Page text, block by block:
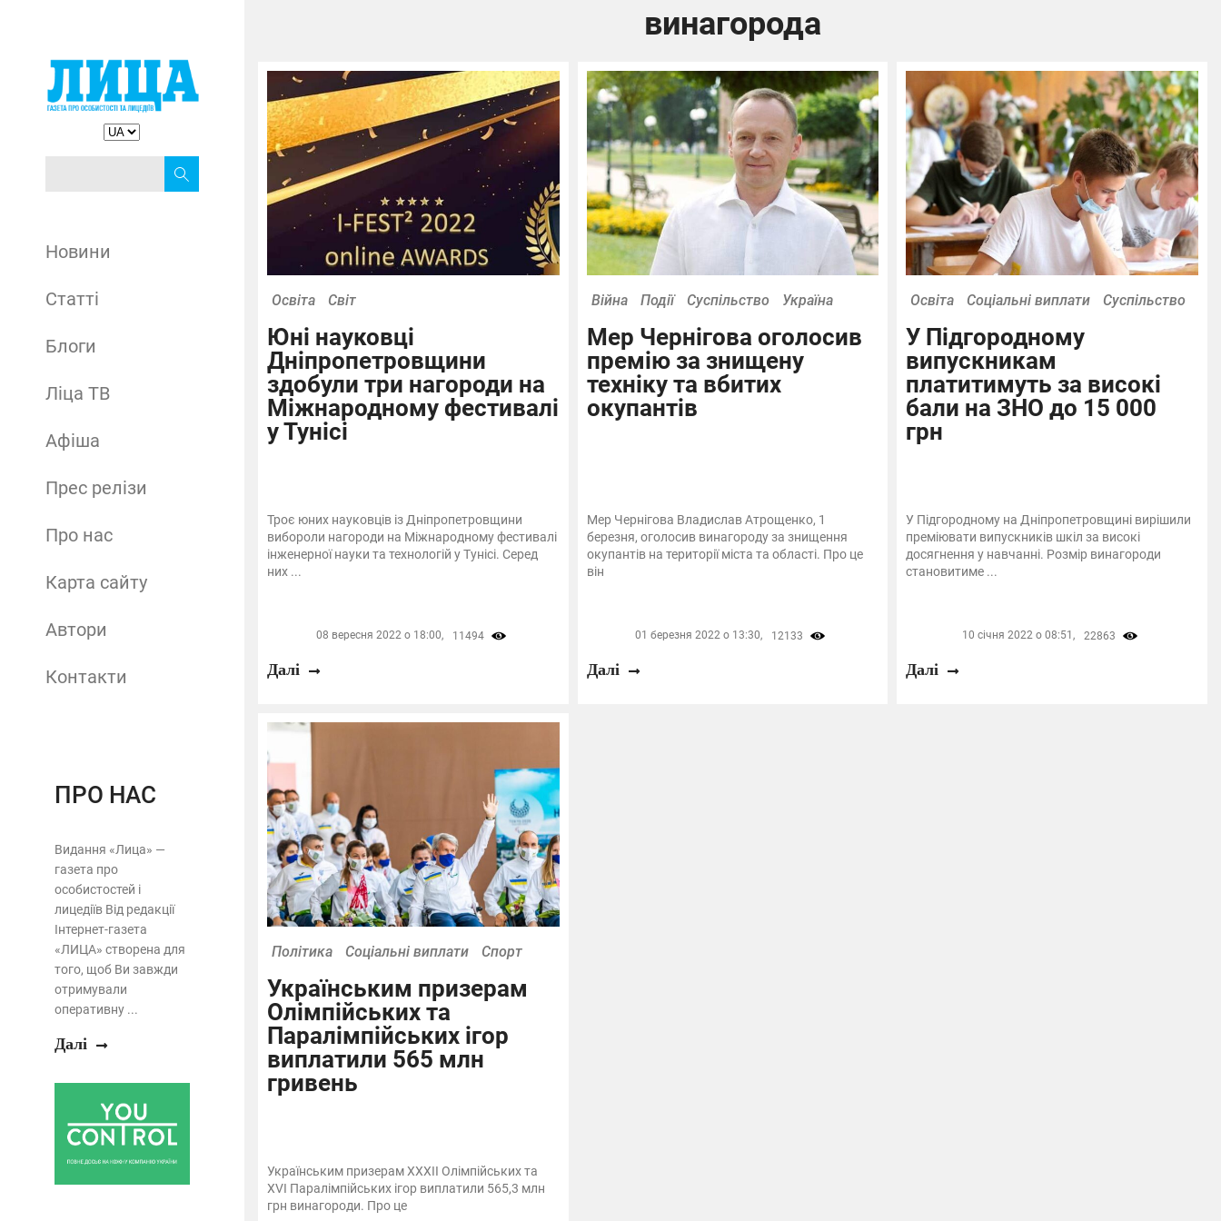
Новини
Статті
Блоги
Ліца ТВ
Афіша
Прес релізи
Про нас
Карта сайту
Автори
Контакти
ПРО НАС
Видання «Лица» —
газета про
особистостей і
лицедіїв Від редакції
Інтернет-газета
«ЛИЦА» створена для
того, щоб Ви завжди
отримували
оперативну ...
Далі
винагорода
Освіта Світ
Юні науковці
Дніпропетровщини
здобули три нагороди на
Міжнародному фестивалі
у Тунісі
Троє юних науковців із Дніпропетровщини
вибороли нагороди на Міжнародному фестивалі
інженерної науки та технологій у Тунісі. Серед
них ...
08 вересня 2022 о 18:00, 11494
Далі
Війна Події Суспільство Україна
Мер Чернігова оголосив
премію за знищену
техніку та вбитих
окупантів
Мер Чернігова Владислав Атрощенко, 1
березня, оголосив винагороду за знищення
окупантів на території міста та області. Про це
він
01 березня 2022 о 13:30, 12133
Далі
Освіта Соціальні виплати Суспільство
У Підгородному
випускникам
платитимуть за високі
бали на ЗНО до 15 000
грн
У Підгородному на Дніпропетровщині вирішили
преміювати випускників шкіл за високі
досягнення у навчанні. Розмір винагороди
становитиме ...
10 січня 2022 о 08:51, 22863
Далі
Політика Соціальні виплати Спорт
Українським призерам
Олімпійських та
Паралімпійських ігор
виплатили 565 млн
гривень
Українським призерам XXXII Олімпійських та
XVI Паралімпійських ігор виплатили 565,3 млн
грн винагороди. Про це